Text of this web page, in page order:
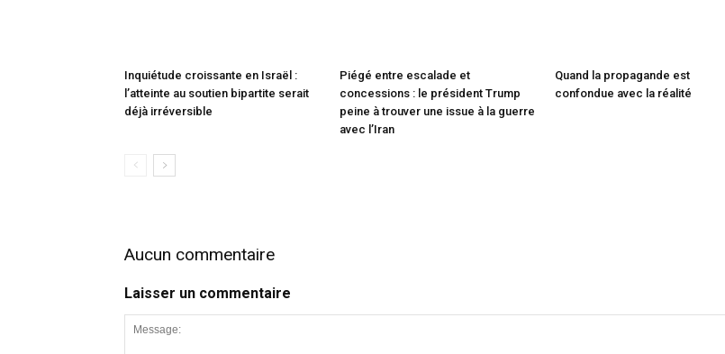
Inquiétude croissante en Israël :
l’atteinte au soutien bipartite serait
déjà irréversible
Piégé entre escalade et
concessions : le président Trump
peine à trouver une issue à la guerre
avec l’Iran
Quand la propagande est
confondue avec la réalité
Aucun commentaire
Laisser un commentaire